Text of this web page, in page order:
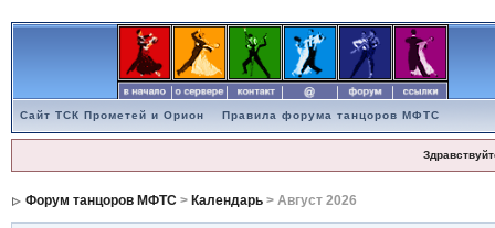
Сайт ТСК Прометей и Орион Правила форума танцоров МФТС
Форум танцоров МФТС> Календарь> Август 2026